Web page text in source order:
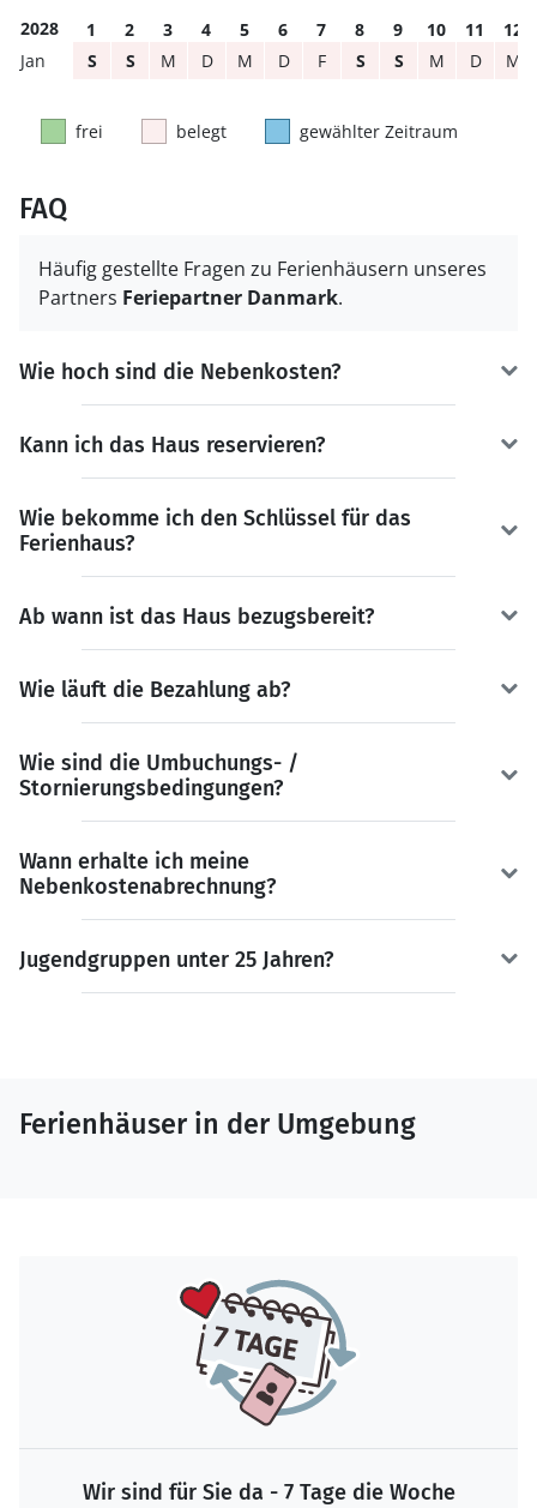
2028 1 2 3 4 5 6 7 8 9 10 11
12
S
S M D M D F S S M D M
frei belegt gewählter Zeitraum
FAQ
Häufig gestellte Fragen zu Ferienhäusern unseres
Partners Feriepartner Danmark.
Wie hoch sind die Nebenkosten?
Kann ich das Haus reservieren?
Wie bekomme ich den Schlüssel für das
Ferienhaus?
Ab wann ist das Haus bezugsbereit?
Wie läuft die Bezahlung ab?
Wie sind die Umbuchungs- /
Stornierungsbedingungen?
Wann erhalte ich meine
Nebenkostenabrechnung?
Jugendgruppen unter 25 Jahren?
Ferienhäuser in der Umgebung
Wir sind für Sie da - 7 Tage die Woche